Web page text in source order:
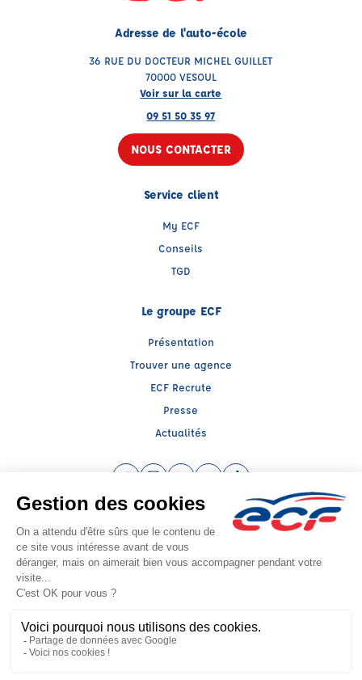
Adresse de l'auto-école
36 RUE DU DOCTEUR MICHEL GUILLET
70000 VESOUL
Voir sur la carte
09 51 50 35 97
NOUS CONTACTER
Service client
My ECF
Conseils
TGD
Le groupe ECF
Présentation
Trouver une agence
ECF Recrute
Presse
Actualités
Instagram (nouvelle fenêtre)
LinkedIn (nouvelle fenêtre)
YouTube (nouvelle fenêtre)
TikTok (nouvelle
Raison sociale : SARL XAVAL - Capital social: 1000€
SIREN: 853446532 - Numéro de TVA intracommunautaire: FR67853446532
Agrément n°1907000040
Siège social : 36 RUE DU DOCTEUR MICHEL GUILLET , VESOUL (70000) -